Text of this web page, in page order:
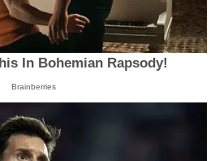
In Bohemian Rapsody!
Brainberries